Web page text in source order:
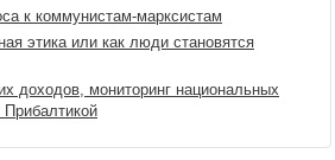
к коммунистам-марксистам
этика или как люди становятся
доходов, мониторинг национальных
Прибалтикой